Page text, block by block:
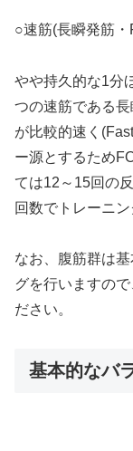
○速筋(長瞬発筋
やや持久的な1分
つの速筋である
が比較的速く
ー源とするため
ては12～15回の
回数でトレーニン
なお、腹筋群は
グを行いますの
ださい。
基本的なバ